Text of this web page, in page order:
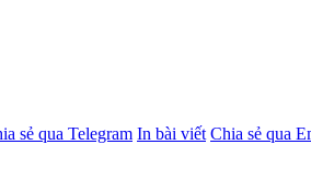
sẻ qua Telegram In bài viết Chia sẻ qua